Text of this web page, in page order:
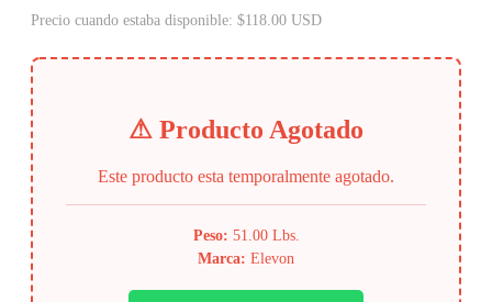
Precio cuando estaba disponible: $118.00 USD
⚠ Producto Agotado
Este producto esta temporalmente agotado.
Peso: 51.00 Lbs.
Marca: Elevon